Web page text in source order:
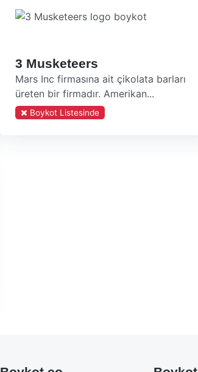
3 Musketeers
Mars Inc firmasına ait çikolata barları
üreten bir firmadır. Amerikan...
Boykot Listesinde